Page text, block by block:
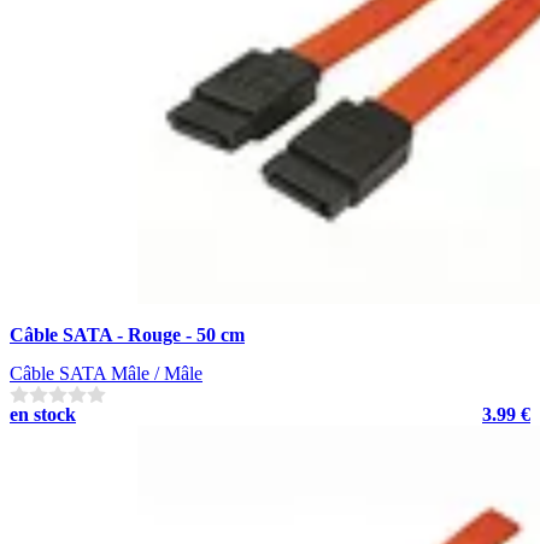
Câble SATA - Rouge - 50 cm
Câble SATA Mâle / Mâle
en stock
3.99 €